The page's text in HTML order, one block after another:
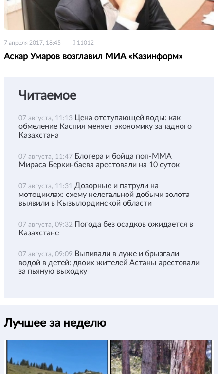
7 апреля 2017, 18:45 11012
Аскар Умаров возглавил МИА «Казинформ»
Читаемое
07 августа, 11:13 Цена отступающей воды: как
обмеление Каспия меняет экономику западного
Казахстана
07 августа, 11:47 Блогера и бойца поп-ММА
Мираса Беркинбаева арестовали на 10 суток
07 августа, 11:31 Дозорные и патрули на
мотоциклах: схему нелегальной добычи золота
выявили в Кызылординской области
07 августа, 09:32 Погода без осадков ожидается в
Казахстане
07 августа, 09:09 Выпивали в луже и брызгали
водой в детей: двоих жителей Астаны арестовали
за пьяную выходку
Лучшее за неделю